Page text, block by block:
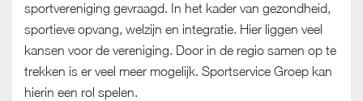
sportvereniging gevraagd. In het kader van gezondheid,
sportieve opvang, welzijn en integratie. Hier liggen veel
kansen voor de vereniging. Door in de regio samen op te
trekken is er veel meer mogelijk. Sportservice Groep kan
hierin een rol spelen.